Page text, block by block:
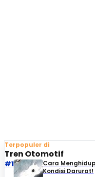
Terpopuler di
Tren Otomotif
#1
Cara
Kondisi Darurat!